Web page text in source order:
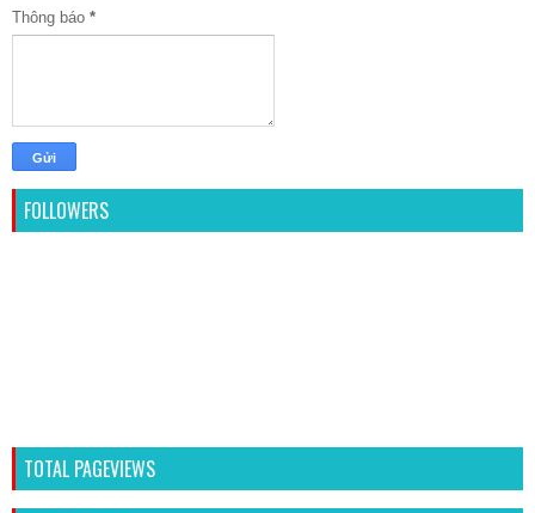
Thông báo *
FOLLOWERS
TOTAL PAGEVIEWS